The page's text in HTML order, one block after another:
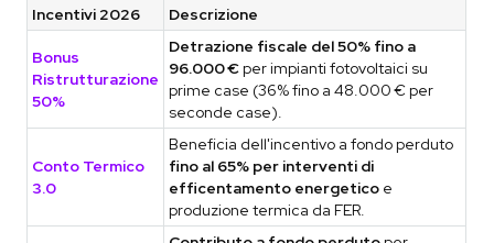
Incentivi 2026 Descrizione
Bonus
Ristrutturazione
50%
Detrazione fiscale del 50% fino a
96.000 € per impianti fotovoltaici su
prime case (36% fino a 48.000 € per
seconde case).
Conto Termico
3.0
Beneficia dell'incentivo a fondo perduto
fino al 65% per interventi di
efficentamento energetico e
produzione termica da FER.